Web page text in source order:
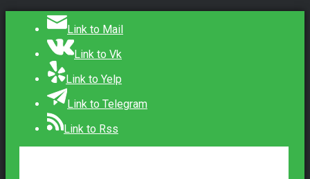
Link to Mail
Link to Vk
Link to Yelp
Link to Telegram
Link to Rss